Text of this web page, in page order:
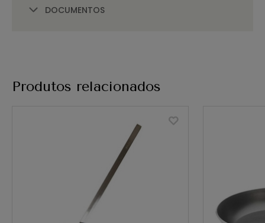
DOCUMENTOS
Produtos relacionados